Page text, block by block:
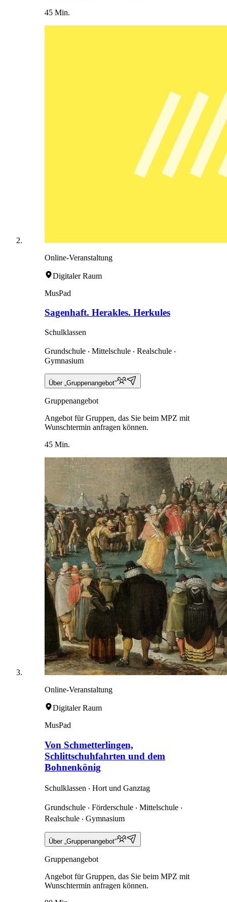
45 Min.
Online-Veranstaltung
Digitaler Raum
MusPad
Sagenhaft. Herakles. Herkules
Schulklassen
Grundschule ‧ Mittelschule ‧ Realschule ‧
Gymnasium
Über „Gruppenangebot“
Gruppenangebot
Angebot für Gruppen, das Sie beim MPZ mit
Wunschtermin anfragen können.
45 Min.
Online-Veranstaltung
Digitaler Raum
MusPad
Von Schmetterlingen,
Schlittschuhfahrten und dem
Bohnenkönig
Schulklassen ‧ Hort und Ganztag
Grundschule ‧ Förderschule ‧ Mittelschule ‧
Realschule ‧ Gymnasium
Über „Gruppenangebot“
Gruppenangebot
Angebot für Gruppen, das Sie beim MPZ mit
Wunschtermin anfragen können.